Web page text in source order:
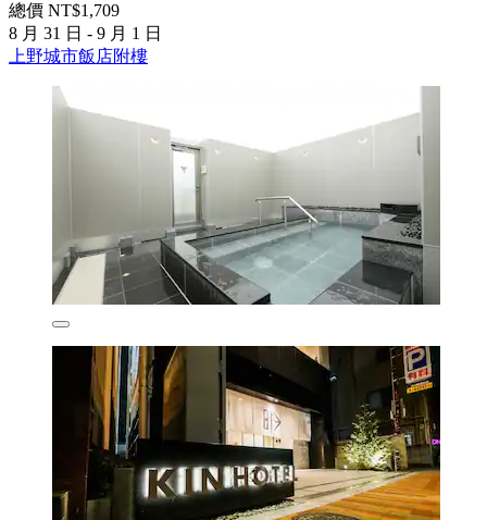
總價 NT$1,709
8 月 31 日 - 9 月 1 日
上野城市飯店附樓